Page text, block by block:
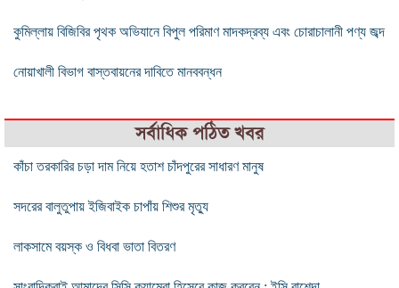
কুমিল্লায় বিজিবির পৃথক অভিযানে বিপুল পরিমাণ মাদকদ্রব্য এবং চোরাচালানী পণ্য জব্দ
নোয়াখালী বিভাগ বাস্তবায়নের দাবিতে মানববন্ধন
সর্বাধিক পঠিত খবর
কাঁচা তরকারির চড়া দাম নিয়ে হতাশ চাঁদপুরের সাধারণ মানুষ
সদরের বালুতুপায় ইজিবাইক চাপাঁয় শিশুর মৃত্যু
লাকসামে বয়স্ক ও বিধবা ভাতা বিতরণ